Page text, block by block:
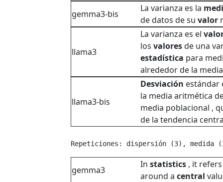
gemma3-bis
La varianza es la
de datos de su valor
llama3
La varianza es el
los valoresde una
estadística para
alrededor de la
llama3-bis
Desviación estándar
la media aritmética
media poblacional ,
de la tendencia
Repeticiones: dispersión (3), medida
gemma3
In statistics , it
around a central